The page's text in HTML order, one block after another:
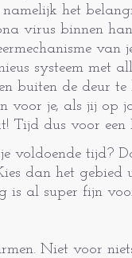
het
virus binnen
van
systeem met
buiten de deur
voor je, als jij op
Tijd dus voor een
voldoende tijd?
dan het
is al super fijn
Niet voor